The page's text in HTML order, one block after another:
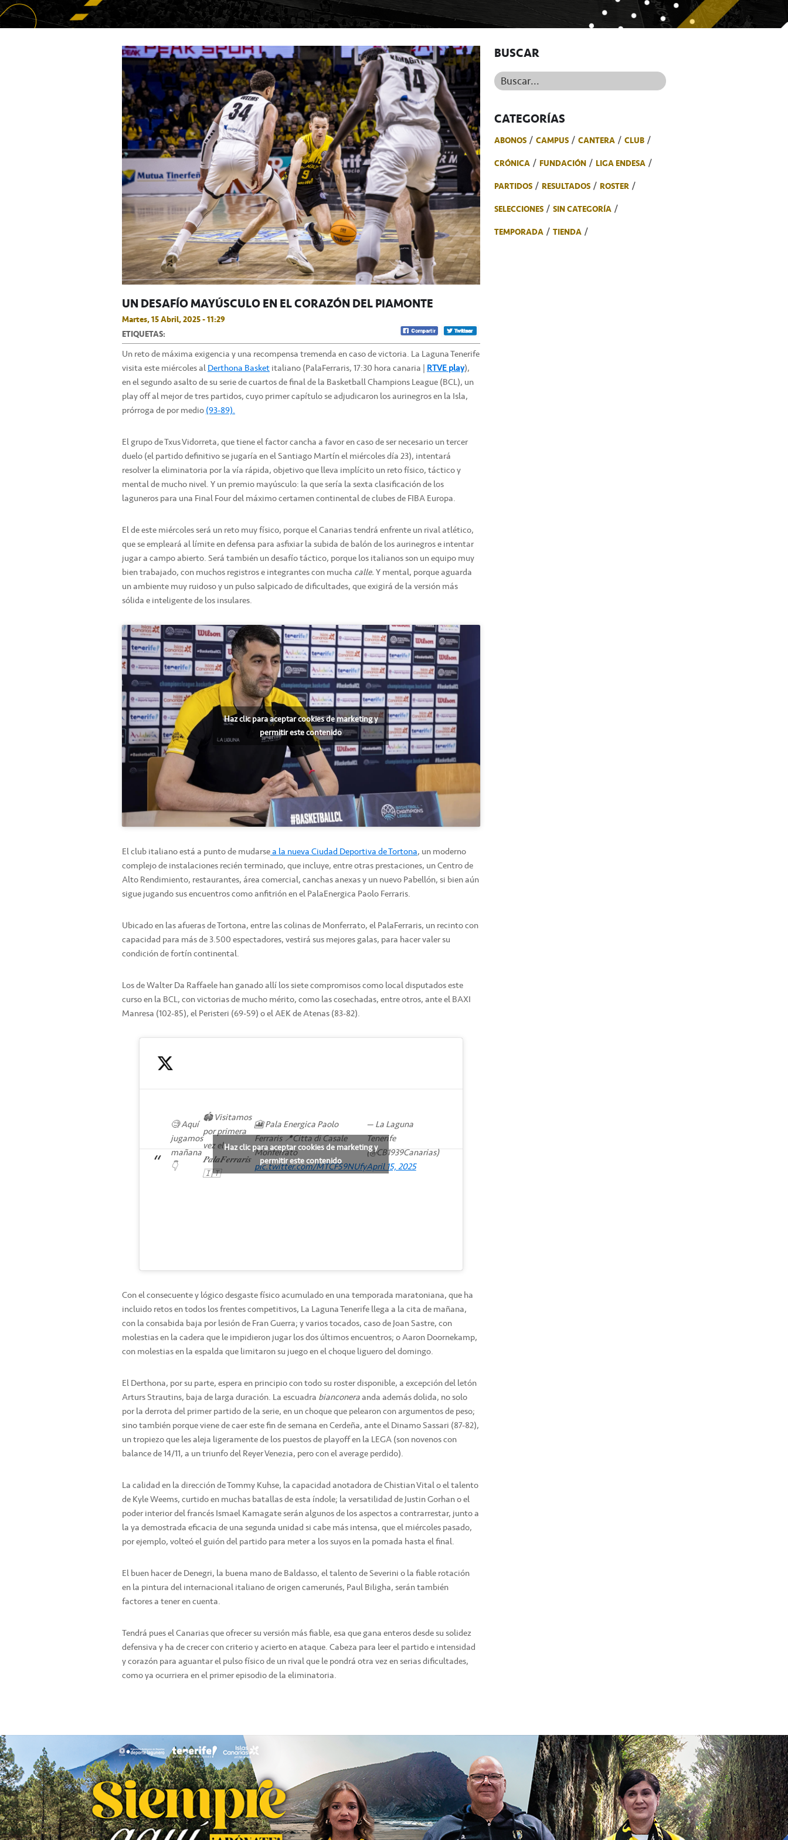
UN DESAFÍO MAYÚSCULO EN EL CORAZÓN DEL PIAMONTE
Martes, 15 Abril, 2025 - 11:29
ETIQUETAS:
Un reto de máxima exigencia y una recompensa tremenda en caso de victoria. La Laguna Tenerife
visita este miércoles alDerthona Basketitaliano (PalaFerraris, 17:30 hora canaria |RTVE play),
en el segundo asalto de su serie de cuartos de final de la Basketball Champions League (BCL), un
play off al mejor de tres partidos, cuyo primer capítulo se adjudicaron los aurinegros en la Isla,
prórroga de por medio(93-89).
El grupo de Txus Vidorreta, que tiene el factor cancha a favor en caso de ser necesario un tercer
duelo (el partido definitivo se jugaría en el Santiago Martín el miércoles día 23), intentará
resolver la eliminatoria por la vía rápida, objetivo que lleva implícito un reto físico, táctico y
mental de mucho nivel. Y un premio mayúsculo: la que sería la sexta clasificación de los
laguneros para una Final Four del máximo certamen continental de clubes de FIBA Europa.
El de este miércoles será un reto muy físico, porque el Canarias tendrá enfrente un rival atlético,
que se empleará al límite en defensa para asfixiar la subida de balón de los aurinegros e intentar
jugar a campo abierto. Será también un desafío táctico, porque los italianos son un equipo muy
bien trabajado, con muchos registros e integrantes con mucha calle.Y mental, porque aguarda
un ambiente muy ruidoso y un pulso salpicado de dificultades, que exigirá de la versión más
sólida e inteligente de los insulares.
Haz clic para aceptar cookies de marketing y
permitir este contenido
El club italiano está a punto de mudarsea la nueva Ciudad Deportiva de Tortona, un moderno
complejo de instalaciones recién terminado, que incluye, entre otras prestaciones, un Centro de
Alto Rendimiento, restaurantes, área comercial, canchas anexas y un nuevo Pabellón, si bien aún
sigue jugando sus encuentros como anfitrión en el PalaEnergica Paolo Ferraris.
Ubicado en las afueras de Tortona, entre las colinas de Monferrato, el PalaFerraris, un recinto con
capacidad para más de 3.500 espectadores, vestirá sus mejores galas, para hacer valer su
condición de fortín continental.
Los de Walter Da Raffaele han ganado allí los siete compromisos como local disputados este
curso en la BCL, con victorias de mucho mérito, como las cosechadas, entre otros, ante el BAXI
Manresa (102-85), el Peristeri (69-59) o el AEK de Atenas (83-82).
🧐 Aquí
jugamos
mañana
👇
🏟️ Visitamos
por primera
vez el
𝑷𝒂𝒍𝒂𝑭𝒆𝒓𝒓𝒂𝒓𝒊𝒔
🇮🇹
🎦 Pala Energica Paolo
Ferraris 📍Citta di Casale
Monferrato
pic.twitter.com/MTCF59NUfy
— La Laguna
Tenerife
(@CB1939Canarias)
April 15, 2025
Haz clic para aceptar cookies de marketing y
permitir este contenido
Con el consecuente y lógico desgaste físico acumulado en una temporada maratoniana, que ha
incluido retos en todos los frentes competitivos, La Laguna Tenerife llega a la cita de mañana,
con la consabida baja por lesión de Fran Guerra; y varios tocados, caso de Joan Sastre, con
molestias en la cadera que le impidieron jugar los dos últimos encuentros; o Aaron Doornekamp,
con molestias en la espalda que limitaron su juego en el choque liguero del domingo.
El Derthona, por su parte, espera en principio con todo su roster disponible, a excepción del letón
Arturs Strautins, baja de larga duración. La escuadra bianconeraanda además dolida, no solo
por la derrota del primer partido de la serie, en un choque que pelearon con argumentos de peso;
sino también porque viene de caer este fin de semana en Cerdeña, ante el Dinamo Sassari (87-82),
un tropiezo que les aleja ligeramente de los puestos de playoff en la LEGA (son novenos con
balance de 14/11, a un triunfo del Reyer Venezia, pero con el average perdido).
La calidad en la dirección de Tommy Kuhse, la capacidad anotadora de Chistian Vital o el talento
de Kyle Weems, curtido en muchas batallas de esta índole; la versatilidad de Justin Gorhan o el
poder interior del francés Ismael Kamagate serán algunos de los aspectos a contrarrestar, junto a
la ya demostrada eficacia de una segunda unidad si cabe más intensa, que el miércoles pasado,
por ejemplo, volteó el guión del partido para meter a los suyos en la pomada hasta el final.
El buen hacer de Denegri, la buena mano de Baldasso, el talento de Severini o la fiable rotación
en la pintura del internacional italiano de origen camerunés, Paul Biligha, serán también
factores a tener en cuenta.
Tendrá pues el Canarias que ofrecer su versión más fiable, esa que gana enteros desde su solidez
defensiva y ha de crecer con criterio y acierto en ataque. Cabeza para leer el partido e intensidad
y corazón para aguantar el pulso físico de un rival que le pondrá otra vez en serias dificultades,
como ya ocurriera en el primer episodio de la eliminatoria.
BUSCAR
Buscar...
CATEGORÍAS
ABONOS CAMPUS CANTERA
CLUB
CRÓNICA
FUNDACIÓN
LIGA ENDESA
PARTIDOS
RESULTADOS
ROSTER
SELECCIONES
SIN CATEGORÍA
TEMPORADA
TIENDA